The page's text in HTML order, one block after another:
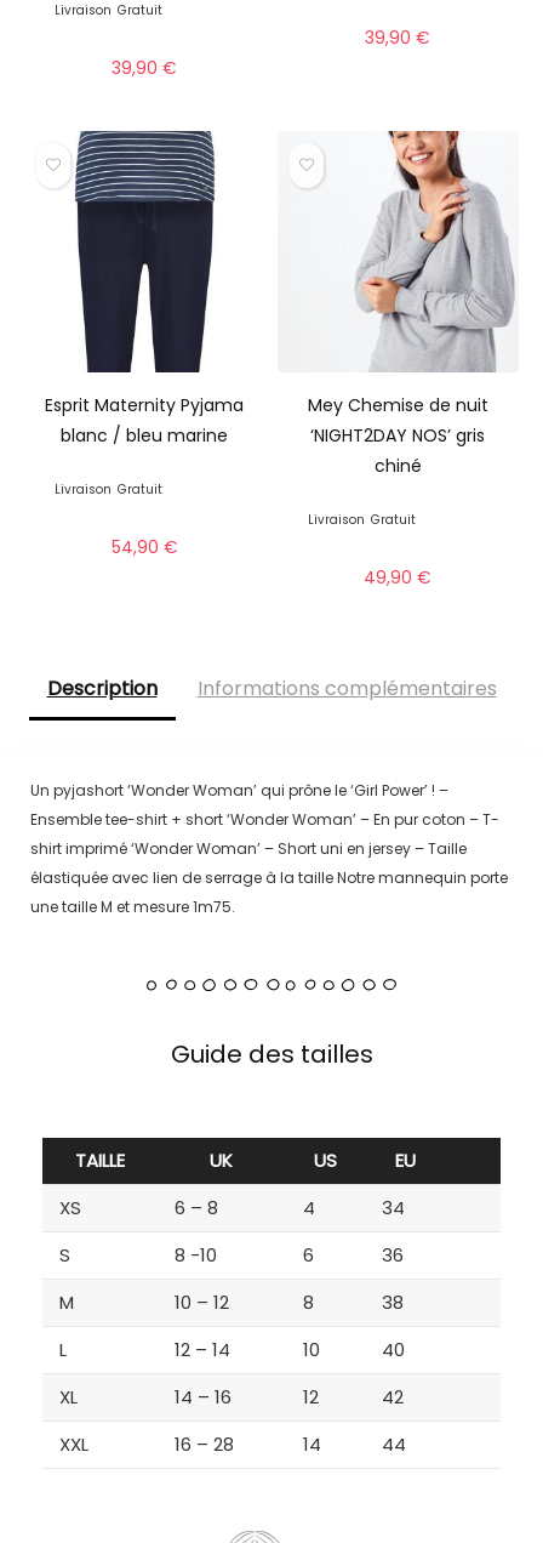
Livraison Gratuit
39,90€
39,90€
Esprit Maternity Pyjama
blanc / bleu marine
Livraison Gratuit
54,90 €
Mey Chemise de nuit
‘NIGHT2DAY NOS’ gris
chiné
Livraison Gratuit
49,90€
Description Informations complémentaires
Un pyjashort ‘Wonder Woman’ qui prône le ‘Girl Power’ ! –
Ensemble tee-shirt + short ‘Wonder Woman’ – En pur coton – T-
shirt imprimé ‘Wonder Woman’ – Short uni en jersey – Taille
élastiquée avec lien de serrage à la taille Notre mannequin porte
une taille M et mesure 1m75.
Guide des tailles
TAILLE UK US
EU
XS
6 – 8 4
34
S
8 -10 6
36
M
10 – 12 8
38
L
12 – 14 10
40
XL
14 – 16 12
42
XXL
16 – 28 14 44